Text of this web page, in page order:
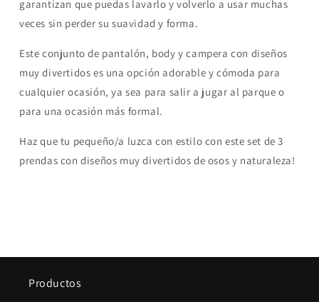
garantizan que puedas lavarlo y volverlo a usar muchas
veces sin perder su suavidad y forma.
Este conjunto de pantalón, body y campera con diseños
muy divertidos es una opción adorable y cómoda para
cualquier ocasión, ya sea para salir a jugar al parque o
para una ocasión más formal.
Haz que tu pequeño/a luzca con estilo con este set de 3
prendas con diseños muy divertidos de osos y naturaleza!
Productos